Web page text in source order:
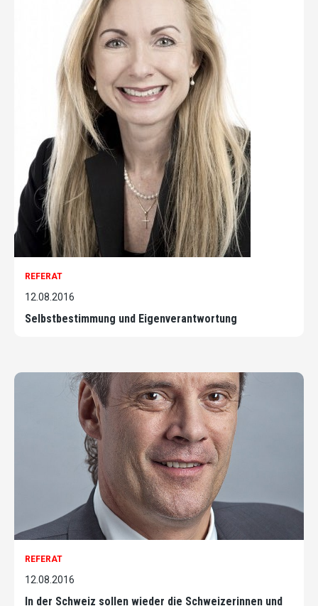
REFERAT
12.08.2016
Selbstbestimmung und Eigenverantwortung
REFERAT
12.08.2016
In der Schweiz sollen wieder die Schweizerinnen und